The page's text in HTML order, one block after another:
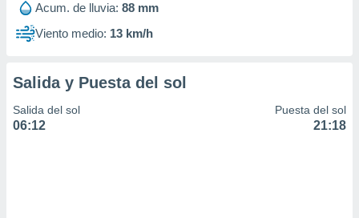
Acum. de lluvia: 88 mm
Viento medio: 13 km/h
Salida y Puesta del sol
Salida del sol
06:12
Puesta del sol
21:18